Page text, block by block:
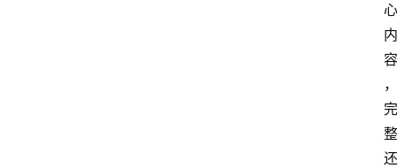
心
内
容
，
完
整
还